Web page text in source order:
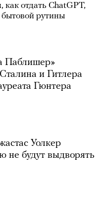
отдать ChatGPT,
рутины
Паблишер»
и Гитлера
Гюнтера
Уолкер
не будут выдворять